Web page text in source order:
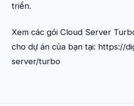
triển.
Xem các gói Cloud Server
cho dự án của bạn tại: https://
server/turbo